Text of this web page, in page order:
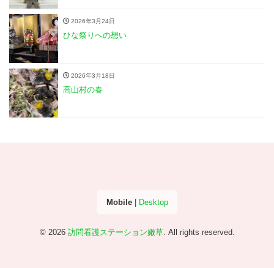
2026年3月24日
ひな祭りへの想い
2026年3月18日
高山村の春
Mobile| Desktop
© 2026 訪問看護ステーション嫩草. All rights reserved.